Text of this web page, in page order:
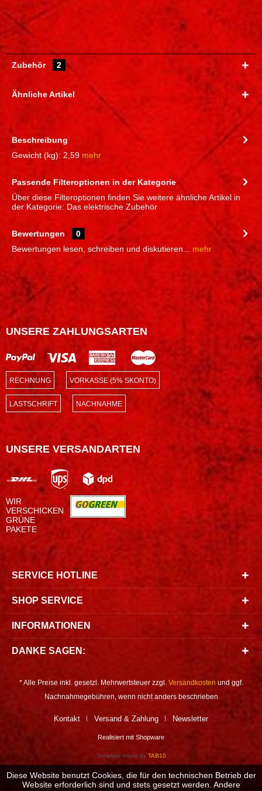
Zubehör 2
Ähnliche Artikel
Beschreibung
Gewicht (kg): 2,59 mehr
Passende Filteroptionen in der Kategorie
Über diese Filteroptionen finden Sie weitere ähnliche Artikel in
der Kategorie: Das elektrische Zubehör
Bewertungen
0
Bewertungen lesen, schreiben und diskutieren...
mehr
UNSERE ZAHLUNGSARTEN
RECHNUNG VORKASSE (5% SKONTO)
LASTSCHRIFT NACHNAHME
UNSERE VERSANDARTEN
WIR
VERSCHICKEN
GRÜNE
PAKETE
SERVICE HOTLINE
SHOP SERVICE
INFORMATIONEN
DANKE SAGEN:
* Alle Preise inkl. gesetzl. Mehrwertsteuer zzgl. Versandkosten und ggf.
Nachnahmegebühren, wenn nicht anders beschrieben
Kontakt Versand & Zahlung Newsletter
Realisiert mit Shopware
Template made by TAB10
Diese Website benutzt Cookies, die für den technischen Betrieb der
Website erforderlich sind und stets gesetzt werden. Andere